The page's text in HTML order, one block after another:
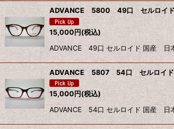
ADVANCE 5800 49口 セルロイ
15,000円(税込)
ADVANCE 49口 セルロイド 国産 日本
ADVANCE 5807 54口 セルロイ
15,000円(税込)
ADVANCE 54口 セルロイド 国産 日本